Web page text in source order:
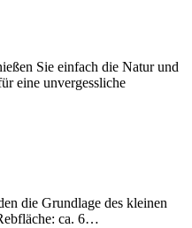
Sie einfach die Natur und
eine unvergessliche
die Grundlage des kleinen
ca. 6…